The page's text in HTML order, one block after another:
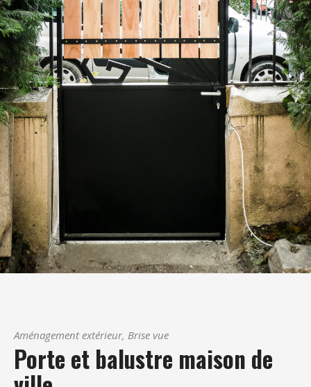
Aménagement extérieur, Brise vue
Porte et balustre maison de